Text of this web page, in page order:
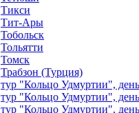
Тикси
Тит-Ары
Тобольск
Тольятти
Томск
Трабзон (Турция)
тур "Кольцо Удмуртии",
тур "Кольцо Удмуртии",
тур "Кольцо Удмуртии",